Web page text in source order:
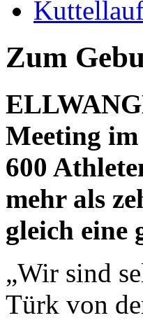
Zum
Meeting
600
mehr als
gleich eine
„Wir sind
Türk von